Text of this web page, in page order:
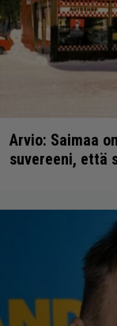
Arvio: Saimaa
suvereeni, että